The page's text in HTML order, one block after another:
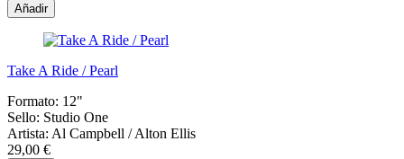
Añadir
Take A Ride / Pearl
Formato: 12"
Sello: Studio One
Artista: Al Campbell / Alton Ellis
29,00 €